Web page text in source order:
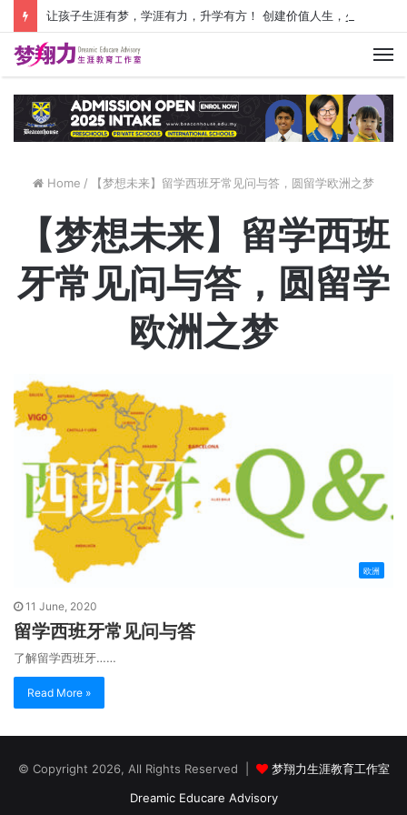
Home / 【梦想未来】留学西班牙常见问与答，圆留学欧洲之梦
【梦想未来】留学西班
牙常见问与答，圆留学
欧洲之梦
欧洲
11 June, 2020
留学西班牙常见问与答
了解留学西班牙……
Read More »
© Copyright 2026, All Rights Reserved |
梦翔力生涯教育工作室
Dreamic Educare Advisory